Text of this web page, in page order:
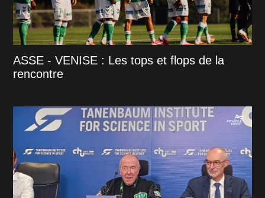
ASSE - VENISE : Les tops et flops de la
rencontre